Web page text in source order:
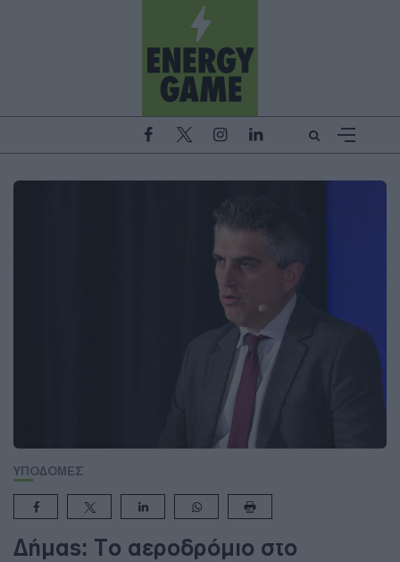
ΥΠΟΔΟΜΕΣ
Δήμας: Το αεροδρόμιο στο